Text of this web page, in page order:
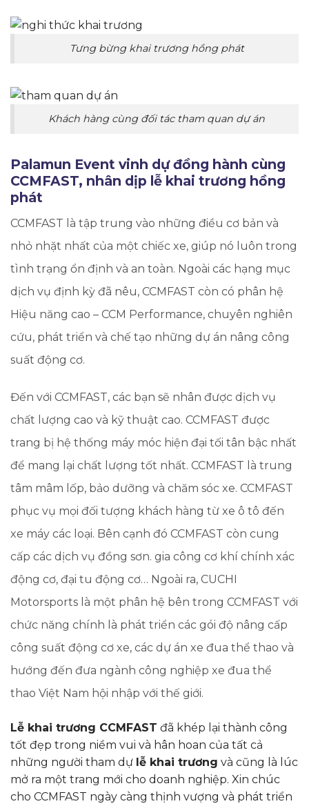
Tưng bừng khai trương hồng phát
Khách hàng cùng đối tác tham quan dự án
Palamun Event vinh dự đồng hành cùng
CCMFAST, nhân dịp lễ khai trương hồng
phát
CCMFAST là tập trung vào những điều cơ bản và
nhỏ nhặt nhất của một chiếc xe, giúp nó luôn trong
tình trạng ổn định và an toàn. ​Ngoài các hạng mục
dịch vụ định kỳ đã nêu, CCMFAST còn có phân hệ
Hiệu năng cao – CCM Performance, chuyên nghiên
cứu, phát triển và chế tạo những dự án nâng công
suất động cơ.
Đến với CCMFAST, các bạn sẽ nhân được dịch vụ
chất lượng cao và kỹ thuật cao. CCMFAST được
trang bị hệ thống máy móc hiện đại tối tân bậc nhất
để mang lại chất lượng tốt nhất. CCMFAST là trung
tâm mâm lốp, bảo dưỡng và chăm sóc xe. CCMFAST
phục vụ mọi đối tượng khách hàng từ xe ô tô đến
xe máy các loại. Bên cạnh đó CCMFAST còn cung
cấp các dịch vụ đồng sơn. gia công cơ khí chính xác
động cơ, đại tu động cơ… Ngoài ra, CUCHI
Motorsports là một phân hệ bên trong CCMFAST với
chức năng chính là phát triển các gói độ nâng cấp
công suất động cơ xe, các dự án xe đua thể thao và
hướng đến đưa ngành công nghiệp xe đua thể
thao Việt Nam hội nhập với thế giới.
Lễ khai trương CCMFAST đã khép lại thành công
tốt đẹp trong niềm vui và hân hoan của tất cả
những người tham dự lễ khai trương và cũng là lúc
mở ra một trang mới cho doanh nghiệp. Xin chúc
cho CCMFAST ngày càng thịnh vượng và phát triển